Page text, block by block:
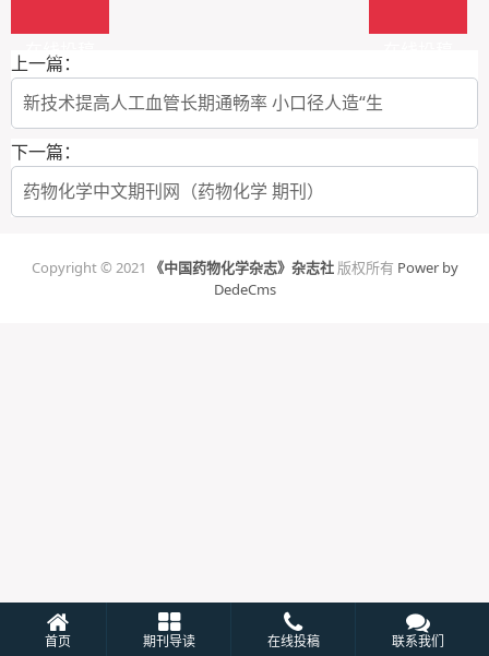
上一篇：
新技术提高人工血管长期通畅率 小口径人造“生
下一篇：
药物化学中文期刊网（药物化学 期刊）
Copyright © 2021 《中国药物化学杂志》杂志社版权所有 Power by
DedeCms
首页 期刊导读 在线投稿 联系我们
在线投稿